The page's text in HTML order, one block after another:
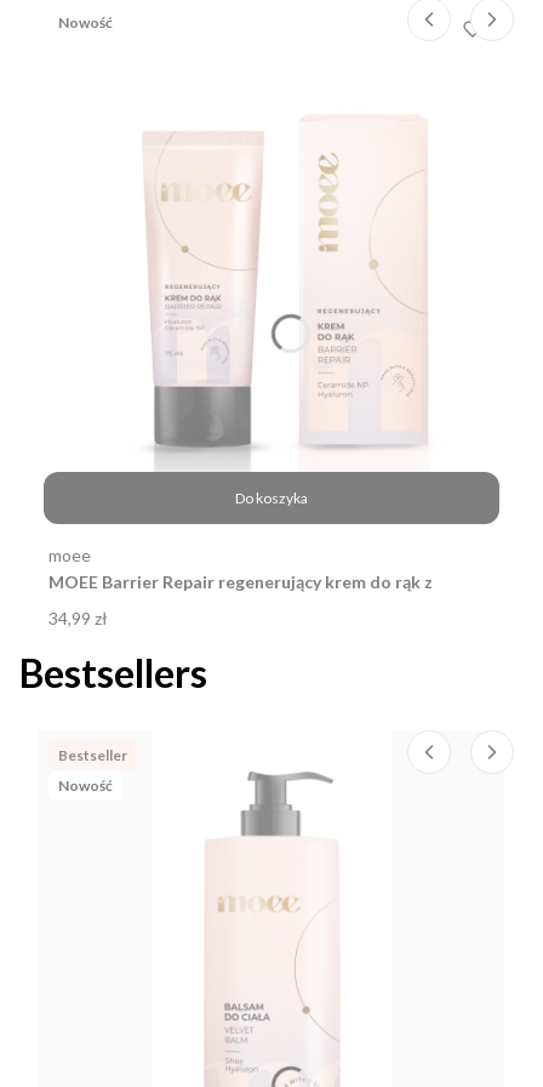
Nowość
Do koszyka
MOEE Barrier Repair regenerujący krem do rąk z
Producent
moee
Cena
34,99 zł
Bestsellers
Bestseller
Nowość